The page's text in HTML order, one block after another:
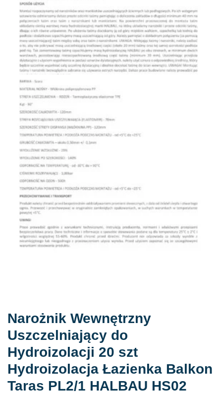
Narożnik Wewnętrzny
Uszczelniający do
Hydroizolacji 20 szt
Hydroizolacja Łazienka Balkon
Taras PL2/1 HALBAU HS02